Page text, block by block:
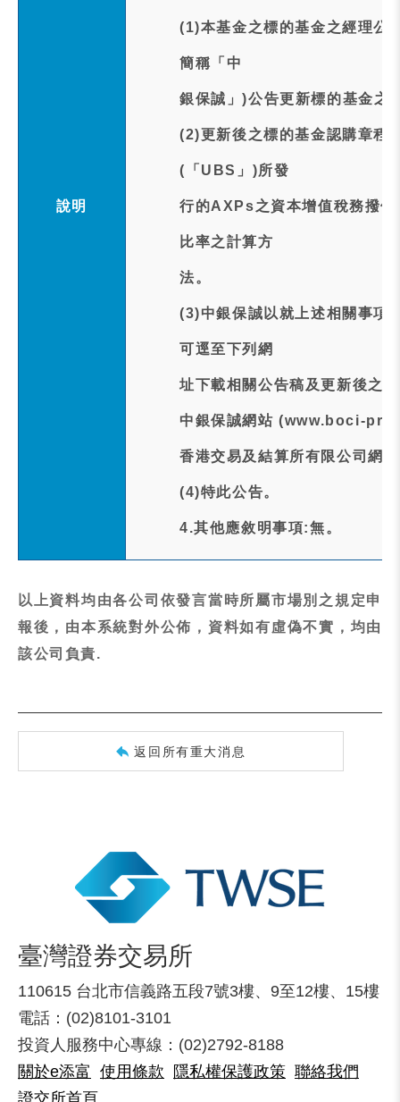
說明
(1)本基金之標的基金之經理公
簡稱「中
銀保誠」)公告更新標的基金之
(2)更新後之標的基金認購章程
(「UBS」)所發
行的AXPs之資本增值稅務撥
比率之計算方
法。
(3)中銀保誠以就上述相關事項
可逕至下列網
址下載相關公告稿及更新後之
中銀保誠網站 (www.boci-
香港交易及結算所有限公司網
(4)特此公告。
4.其他應敘明事項:無。
以上資料均由各公司依發言當時所屬市場別之規定申
報後，由本系統對外公佈，資料如有虛偽不實，均由
該公司負責.
返回所有重大消息
臺灣證券交易所
110615 台北市信義路五段7號3樓、9至12樓、15樓
電話：(02)8101-3101
投資人服務中心專線：(02)2792-8188
關於e添富 使用條款 隱私權保護政策 聯絡我們
證交所首頁